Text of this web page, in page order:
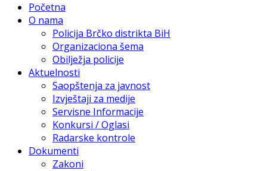
Početna
O nama
Policija Brčko distrikta BiH
Organizaciona šema
Obilježja policije
Aktuelnosti
Saopštenja za javnost
Izvještaji za medije
Servisne Informacije
Konkursi / Oglasi
Radarske kontrole
Dokumenti
Zakoni